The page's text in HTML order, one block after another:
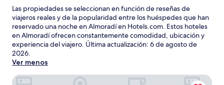
Las propiedades se seleccionan en función de reseñas de
viajeros reales y de la popularidad entre los huéspedes que han
reservado una noche en Almoradí en Hotels.com. Estos hoteles
en Almoradí ofrecen constantemente comodidad, ubicación y
experiencia del viajero. Última actualización: 6 de agosto de
2026.
Ver menos
Hotel Almoradi